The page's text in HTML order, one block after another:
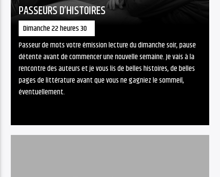
PASSEURS D’HISTOIRES
Dimanche 22 heures 30
Passeur de mots votre émission lecture du dimanche soir, pause
détente avant de commencer une nouvelle semaine. Je vais à la
rencontre des auteurs et je vous lis de belles histoires, de belles
pages de littérature avant que vous ne gagniez le sommeil,
éventuellement.